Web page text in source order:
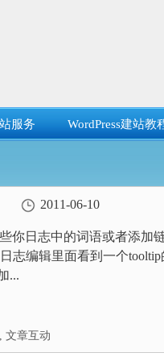
服务 WordPress建站教
2011-06-10
你日志中的词语或者添加
志编辑里面看到一个tooltip
...
,文章互动